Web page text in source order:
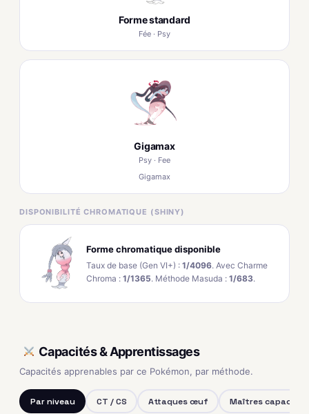
Forme standard
Fée · Psy
Gigamax
Psy · Fee
Gigamax
DISPONIBILITÉ CHROMATIQUE (SHINY)
Forme chromatique disponible
Taux de base (Gen VI+) : 1/4096. Avec Charme
Chroma : 1/1365. Méthode Masuda : 1/683.
Capacités & Apprentissages
Capacités apprenables par ce Pokémon, par méthode.
Par niveau CT / CS Attaques œuf Maîtres capacités